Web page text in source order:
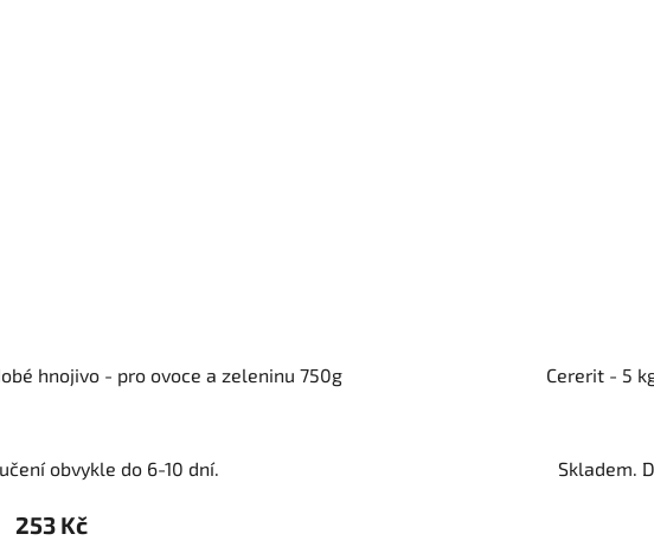
hnojivo - pro ovoce a zeleninu 750g
obvykle do 6-10 dní.
253 Kč
Cererit - 5
Skladem.